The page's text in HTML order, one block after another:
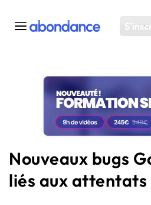
Toutes les actus
Actus SEO
Plateforme
Solutions
Ressources
Audit SEO
Nouveaux bugs
liés aux attentats